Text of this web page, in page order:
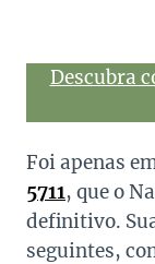
Descubra
Foi apenas
5711, que o
definitivo.
seguintes,